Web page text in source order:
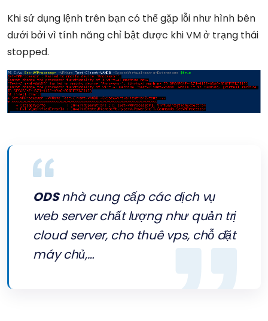
Khi sử dụng lệnh trên bạn có thể gặp lỗi như hình bên
dưới bởi vì tính năng chỉ bật được khi VM ở trạng thái
stopped.
ODSnhà cung cấp các dịch vụ
web server chất lượng như quản trị
cloud server, cho thuê vps, chỗ đặt
máy chủ,…